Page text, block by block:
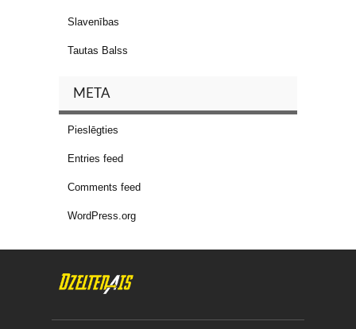
Slavenības
Tautas Balss
META
Pieslēgties
Entries feed
Comments feed
WordPress.org